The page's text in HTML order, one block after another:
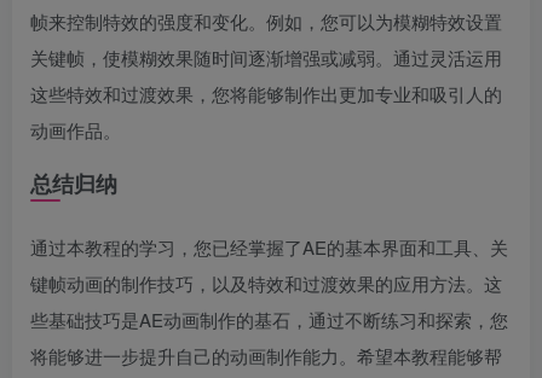
帧来控制特效的强度和变化。例如，您可以为模糊特效设置
关键帧，使模糊效果随时间逐渐增强或减弱。通过灵活运用
这些特效和过渡效果，您将能够制作出更加专业和吸引人的
动画作品。
总结归纳
通过本教程的学习，您已经掌握了AE的基本界面和工具、关
键帧动画的制作技巧，以及特效和过渡效果的应用方法。这
些基础技巧是AE动画制作的基石，通过不断练习和探索，您
将能够进一步提升自己的动画制作能力。希望本教程能够帮